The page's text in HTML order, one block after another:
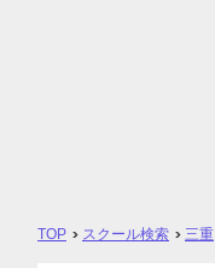
TOP スクール検索 三重